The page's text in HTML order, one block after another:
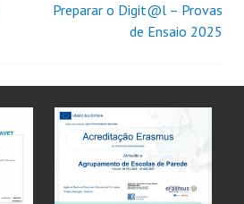
Preparar o Digit@l – Provas
de Ensaio 2025